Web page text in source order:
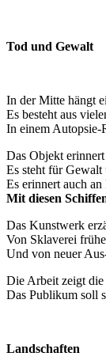
Tod und Gewalt
In der Mitte hängt
Es besteht aus
In einem Autopsie-
Das Objekt
Es steht für Gewalt
Es erinnert auch an
Mit diesen
Das Kunstwerk
Von Sklaverei
Und von neuer
Die Arbeit zeigt
Das Publikum soll
Landschaften